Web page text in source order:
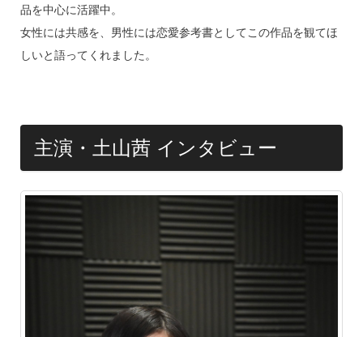
k
品を中心に活躍中。
女性には共感を、男性には恋愛参考書としてこの作品を観てほ
しいと語ってくれました。
主演・土山茜 インタビュー